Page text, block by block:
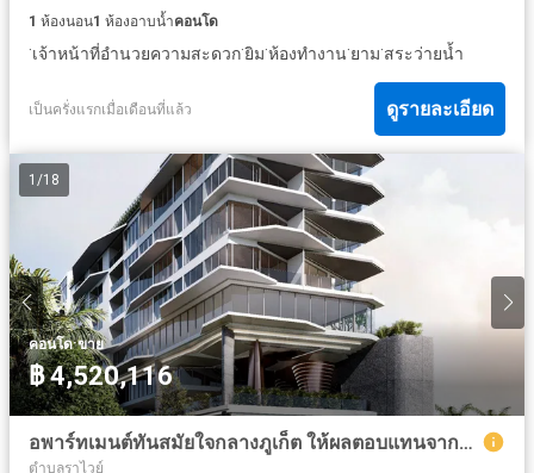
1 ห้องนอน1 ห้องอาบน้ำคอนโด
·เจ้าหน้าที่อำนวยความสะดวก·ยิม·ห้องทำงาน·ยาม·สระว่ายน้ำ
เป็นครั่งแรกเมื่อเดือนที่แล้ว ดูรายละเอียด
1 /18
คอนโด·ขาย
฿ 4,520,116
อพาร์ทเมนต์ทันสมัยใจกลางภูเก็ต ให้ผลตอบแทนจากการให้เช่าสูง
ตำบลราไวย์